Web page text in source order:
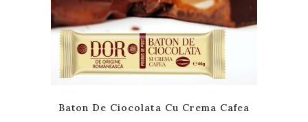
Baton De Ciocolata Cu Crema Cafea